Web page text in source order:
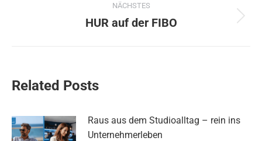
NÄCHSTES
Nächster
HUR auf der FIBO
Related Posts
Raus aus dem Studioalltag – rein ins
Unternehmerleben